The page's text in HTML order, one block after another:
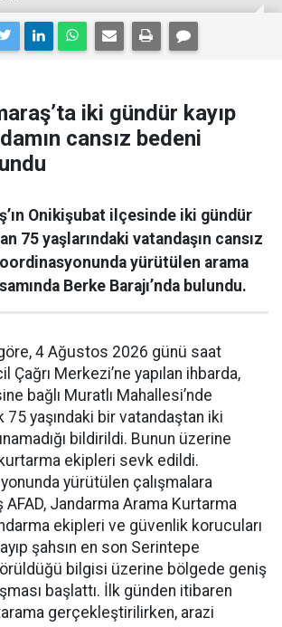
iki gündür kayıp
cansız bedeni
Onikişubat ilçesinde iki gündür
75 yaşlarındaki vatandaşın cansız
yürütülen arama
Berke Barajı’nda bulundu.
4 Ağustos 2026 günü saat
Çağrı Merkezi’ne yapılan ihbarda,
bağlı Muratlı Mahallesi’nde
75 yaşındaki bir vatandaştan iki
bildirildi. Bunun üzerine
ekipleri sevk edildi.
yürütülen çalışmalara
AFAD, Jandarma Arama Kurtarma
ekipleri ve güvenlik korucuları
şahsın en son Serintepe
bilgisi üzerine bölgede geniş
başlattı. İlk günden itibaren
gerçekleştirilirken, arazi